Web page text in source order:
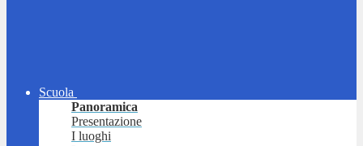
Scuola
Panoramica
Presentazione
I luoghi